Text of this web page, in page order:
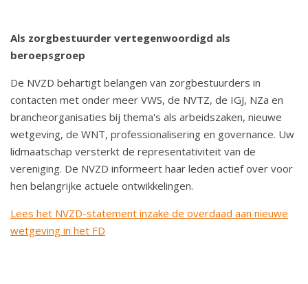
Als zorgbestuurder vertegenwoordigd als
beroepsgroep
De NVZD behartigt belangen van zorgbestuurders in
contacten met onder meer VWS, de NVTZ, de IGJ, NZa en
brancheorganisaties bij thema's als arbeidszaken, nieuwe
wetgeving, de WNT, professionalisering en governance. Uw
lidmaatschap versterkt de representativiteit van de
vereniging. De NVZD informeert haar leden actief over voor
hen belangrijke actuele ontwikkelingen.
Lees het NVZD-statement inzake de overdaad aan nieuwe
wetgeving in het FD